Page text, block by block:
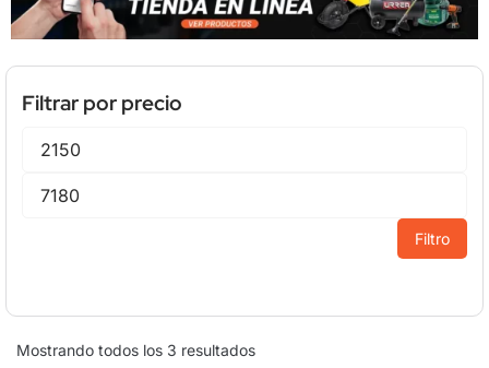
Filtrar por precio
Filtro
Mostrando todos los 3 resultados